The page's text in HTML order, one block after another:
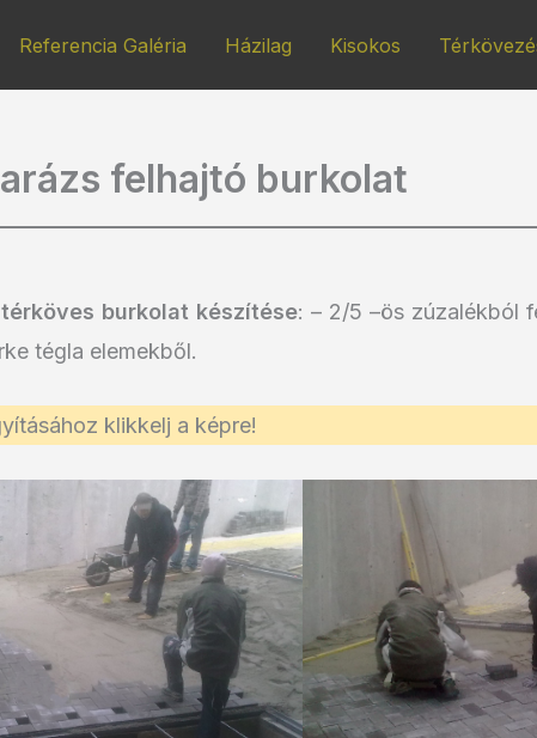
Referencia Galéria Házilag Kisokos
felhajtó burkolat
térköves burkolat készítése: – 2/5 –ös zúzalékból
tégla elemekből.
klikkelj a képre!